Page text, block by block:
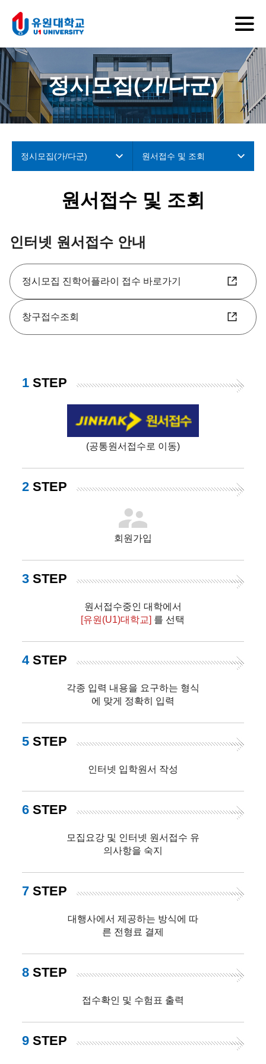
정시모집(가/다군)
정시모집(가/다군) 원서접수 및 조회
원서접수 및 조회
인터넷 원서접수 안내
정시모집 진학어플라이 접수 바로가기
창구접수조회
1 STEP
(공통원서접수로 이동)
2 STEP
회원가입
3 STEP
원서접수중인 대학에서
[유원(U1)대학교] 를 선택
4 STEP
각종 입력 내용을 요구하는 형식
에 맞게 정확히 입력
5 STEP
인터넷 입학원서 작성
6 STEP
모집요강 및 인터넷 원서접수 유
의사항을 숙지
7 STEP
대행사에서 제공하는 방식에 따
른 전형료 결제
8 STEP
접수확인 및 수험표 출력
9 STEP